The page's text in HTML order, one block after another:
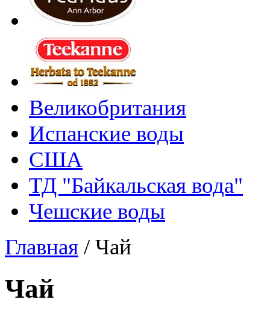
Великобритания
Испанские воды
США
ТД "Байкальская вода"
Чешские воды
Главная /Чай
Чай